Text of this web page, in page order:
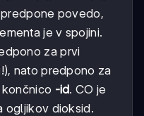
povedo,
je v spojini.
za prvi
nato predpono za
-id. CO je
ogljikov dioksid.